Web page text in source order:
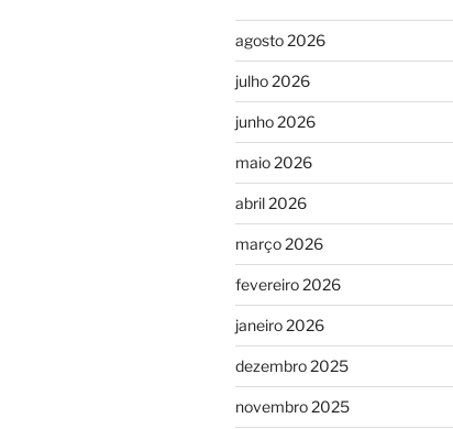
agosto 2026
julho 2026
junho 2026
maio 2026
abril 2026
março 2026
fevereiro 2026
janeiro 2026
dezembro 2025
novembro 2025